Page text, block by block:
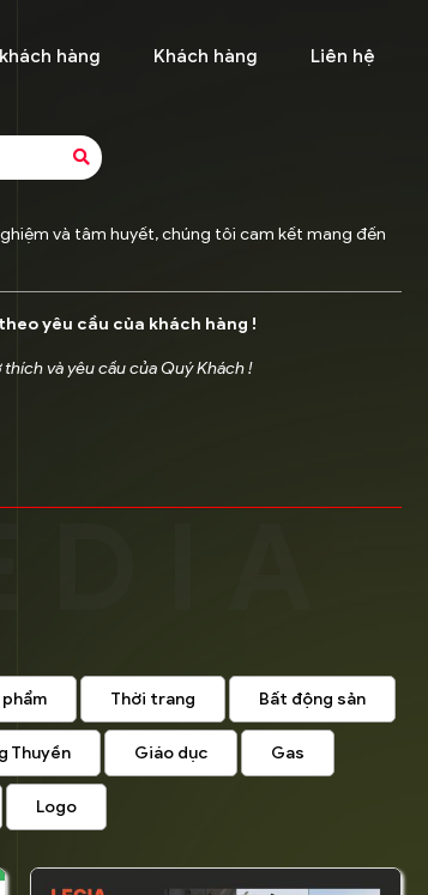
hàng Khách hàng Liên hệ
và tâm huyết, chúng tôi cam kết mang đến
yêu cầu của khách hàng !
và yêu cầu của Quý Khách !
Thời trang Bất động sản
Thuyền Giáo dục Gas
Logo